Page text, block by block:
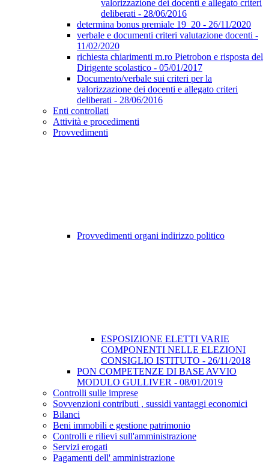
valorizzazione dei docenti e allegato criteri
deliberati - 28/06/2016
determina bonus premiale 19_20 - 26/11/2020
verbale e documenti criteri valutazione docenti -
11/02/2020
richiesta chiarimenti m.ro Pietrobon e risposta del
Dirigente scolastico - 05/01/2017
Documento/verbale sui criteri per la
valorizzazione dei docenti e allegato criteri
deliberati - 28/06/2016
Enti controllati
Attività e procedimenti
Provvedimenti
Provvedimenti organi indirizzo politico
ESPOSIZIONE ELETTI VARIE
COMPONENTI NELLE ELEZIONI
CONSIGLIO ISTITUTO - 26/11/2018
PON COMPETENZE DI BASE AVVIO
MODULO GULLIVER - 08/01/2019
Controlli sulle imprese
Sovvenzioni contributi , sussidi vantaggi economici
Bilanci
Beni immobili e gestione patrimonio
Controlli e rilievi sull'amministrazione
Servizi erogati
Pagamenti dell' amministrazione